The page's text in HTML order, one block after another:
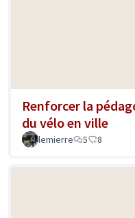
Renforcer la
du vélo en ville
lemierre 5 8